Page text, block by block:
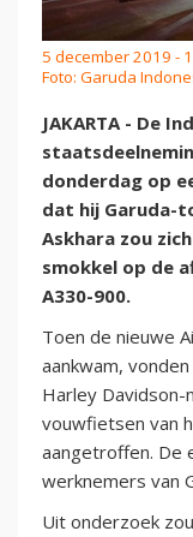
5 december 2019 -
Foto: Garuda
JAKARTA - De
donderdag op
dat hij Garuda-
Askhara zou
smokkel op de
A330-900.
Toen de nieuwe
aankwam,
Harley
vouwfietsen van
aangetroffen. De
werknemers van
Uit onderzoek